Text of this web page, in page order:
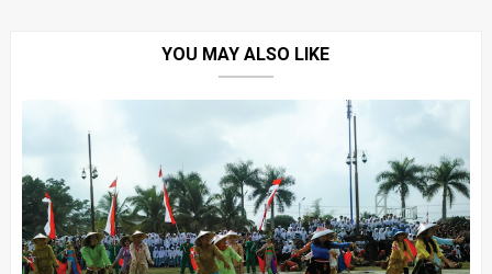
YOU MAY ALSO LIKE